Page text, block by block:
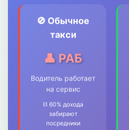
🚫 Обычное
такси
👤 РАБ
Водитель работает
на сервис
⛓️ 60% дохода
забирают
посредники